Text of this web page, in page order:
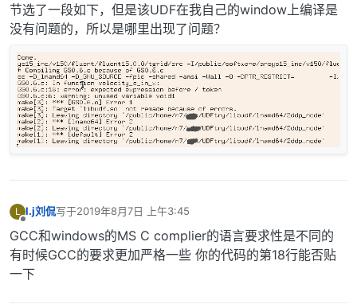
节选了一段如下，但是该UDF在我自己的window上编译是
没有问题的，所以是哪里出现了问题？
L l.j刘侃写于2019年8月7日 上午3:45
最后由 编辑
GCC和windows的MS C complier的语言要求性是不同的
有时候GCC的要求更加严格一些 你的代码的第18行能否贴
一下